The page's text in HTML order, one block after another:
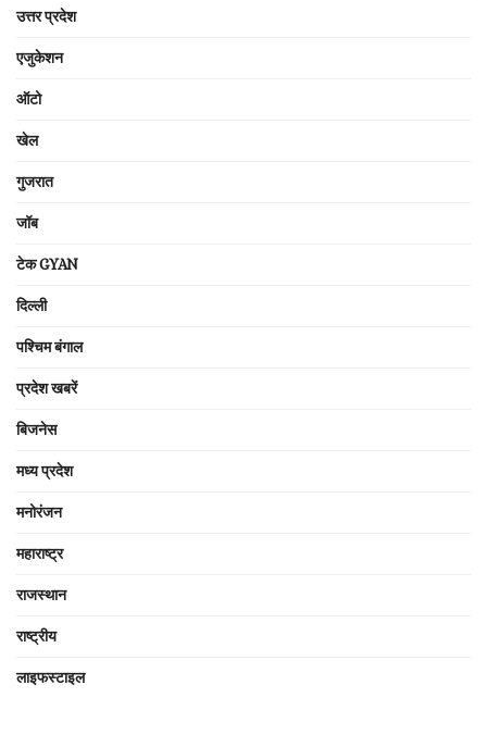
उत्तर प्रदेश
एजुकेशन
ऑटो
खेल
गुजरात
जॉब
टेक GYAN
दिल्ली
पश्चिम बंगाल
प्रदेश खबरें
बिजनेस
मध्य प्रदेश
मनोरंजन
महाराष्ट्र
राजस्थान
राष्ट्रीय
लाइफस्टाइल